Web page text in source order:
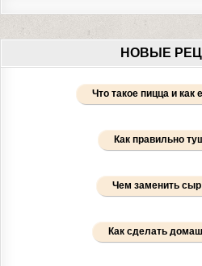
НОВЫЕ
Что такое пицца и как
Как правильно
Чем заменить сыр
Как сделать